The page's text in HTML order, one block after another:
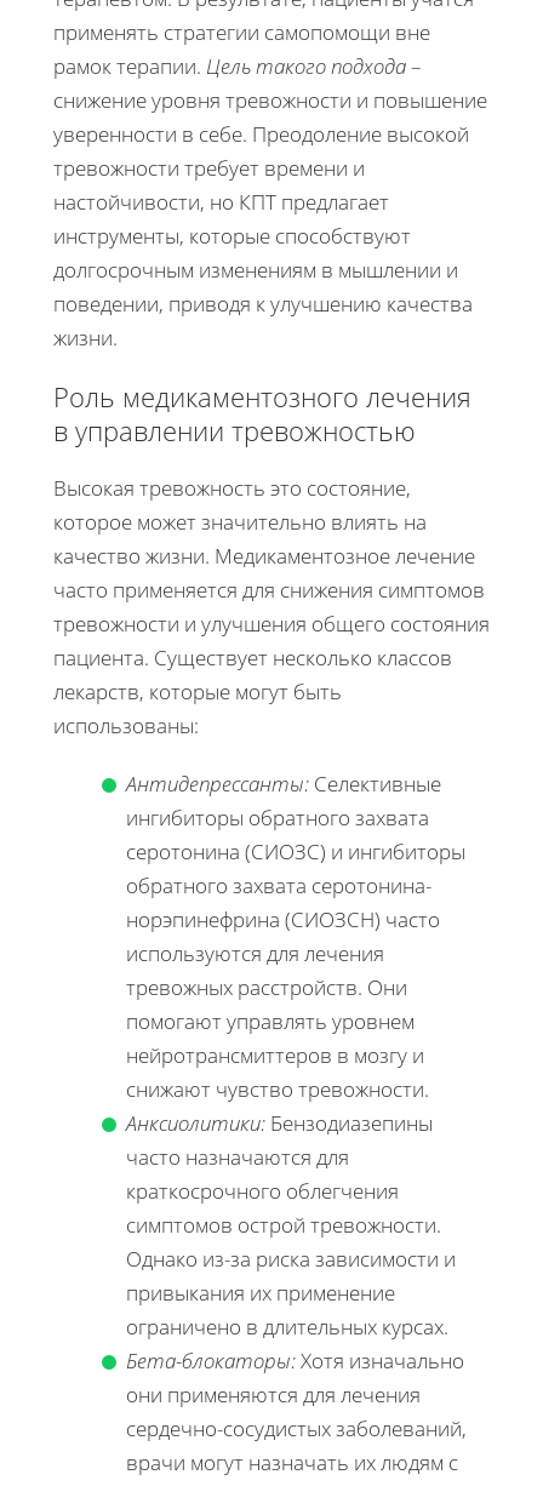
применять стратегии самопомощи вне
рамок терапии. Цель такого подхода–
снижение уровня тревожности и повышение
уверенности в себе. Преодоление высокой
тревожности требует времени и
настойчивости, но КПТ предлагает
инструменты, которые способствуют
долгосрочным изменениям в мышлении и
поведении, приводя к улучшению качества
жизни.
Роль медикаментозного лечения
в управлении тревожностью
Высокая тревожность это состояние,
которое может значительно влиять на
качество жизни. Медикаментозное лечение
часто применяется для снижения симптомов
тревожности и улучшения общего состояния
пациента. Существует несколько классов
лекарств, которые могут быть
использованы:
Антидепрессанты: Селективные
ингибиторы обратного захвата
серотонина (СИОЗС) и ингибиторы
обратного захвата серотонина-
норэпинефрина (СИОЗСН) часто
используются для лечения
тревожных расстройств. Они
помогают управлять уровнем
нейротрансмиттеров в мозгу и
снижают чувство тревожности.
Анксиолитики: Бензодиазепины
часто назначаются для
краткосрочного облегчения
симптомов острой тревожности.
Однако из-за риска зависимости и
привыкания их применение
ограничено в длительных курсах.
Бета-блокаторы:Хотя изначально
они применяются для лечения
сердечно-сосудистых заболеваний,
врачи могут назначать их людям с